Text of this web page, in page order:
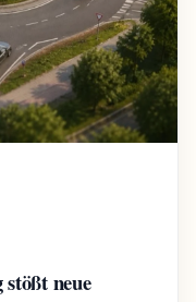
neue